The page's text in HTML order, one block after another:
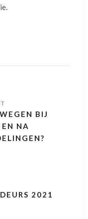
BIJ
NA
2021